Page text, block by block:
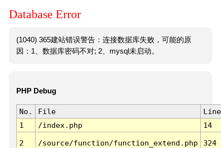
Database Error
(1040) 365建站错误警告：连接数据库失败，可能的原
因：1、数据库密码不对; 2、mysql未启动。
PHP Debug
No. File
Line
1
/index.php 14
2 /source/function/function_extend.php 324